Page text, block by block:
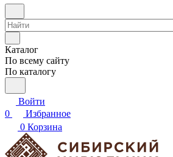
Каталог
По всему сайту
По каталогу
Войти
0
Избранное
0 Корзина